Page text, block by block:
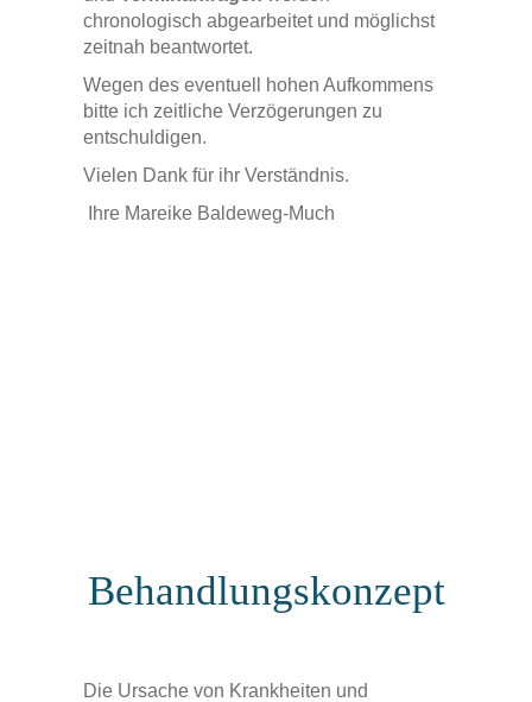
chronologisch abgearbeitet und möglichst
zeitnah beantwortet.
Wegen des eventuell hohen Aufkommens
bitte ich zeitliche Verzögerungen zu
entschuldigen.
Vielen Dank für ihr Verständnis.
Ihre Mareike Baldeweg-Much
Behandlungskonzept
Die Ursache von Krankheiten und